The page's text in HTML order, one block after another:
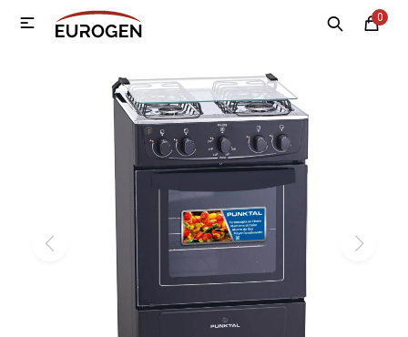
0
 MI CUENTA
Nosotros Contacto Sucursales
Electrodomésticos
Climatización